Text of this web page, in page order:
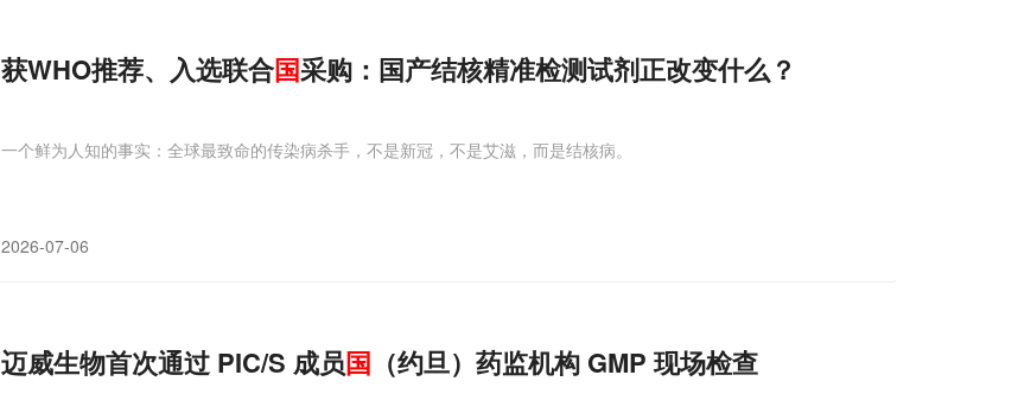
获WHO推荐、入选联合国采购：国产结核精准检测试剂正改变什么？
一个鲜为人知的事实：全球最致命的传染病杀手，不是新冠，不是艾滋，而是结核病。
2026-07-06
迈威生物首次通过 PIC/S 成员国 （约旦）药监机构 GMP 现场检查